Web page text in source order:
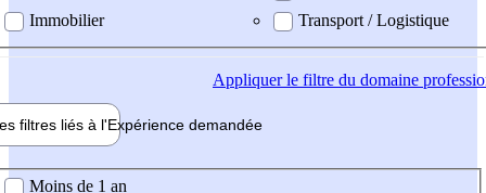
Immobilier
Transport / Logistique
Appliquerle filtre du domaine
filtres liés à l'Expérience demandée
demandée
Moins de 1 an